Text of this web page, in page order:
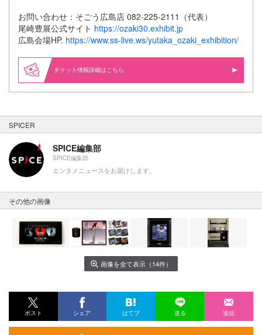
お問い合わせ：そごう広島店 082-225-2111（代表）
尾崎豊展公式サイト https://ozaki30.exhibit.jp
広島会場HP. https://www.ss-live.ws/yutaka_ozaki_exhibition/
情報詳細はこちら
SPICER
SPICE編集部
SPICE編集部
エンタメニュースをお届けします。
その他の画像
画像を全て表示（14件）
ポスト シェア はてブ 送る 送信